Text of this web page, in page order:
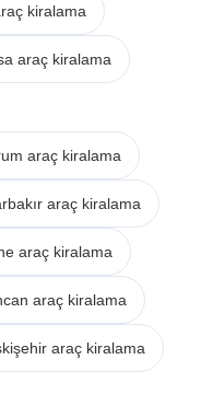
kiralama
araç kiralama
araç kiralama
araç kiralama
araç kiralama
araç kiralama
araç kiralama